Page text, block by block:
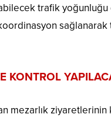
trafik
sağlanarak
KONTROL
mezarlık